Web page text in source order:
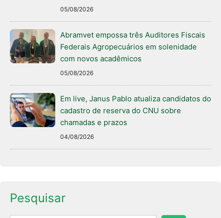
05/08/2026
Abramvet empossa três Auditores Fiscais
Federais Agropecuários em solenidade
com novos acadêmicos
05/08/2026
Em live, Janus Pablo atualiza candidatos do
cadastro de reserva do CNU sobre
chamadas e prazos
04/08/2026
Pesquisar